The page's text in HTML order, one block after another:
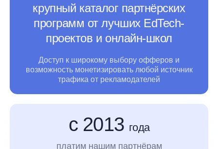
крупный каталог партнёрских
программ от лучших EdTech-
проектов и онлайн-школ
Доступ к широкому выбору офферов и
возможность монетизировать любой источник
трафика от рекламодателей
с 2013 года
платим нашим партнёрам